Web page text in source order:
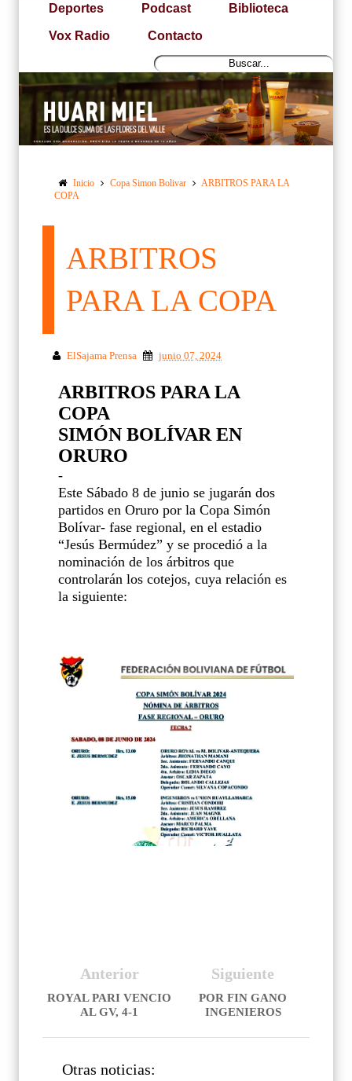
Deportes Podcast Biblioteca
Vox Radio Contacto
Inicio Copa Simon Bolivar
ARBITROS PARA LA
COPA
ARBITROS
PARA LA COPA
ElSajama Prensa junio 07, 2024
ARBITROS PARA LA
COPA
SIMÓN BOLÍVAR EN
ORURO
-
Este Sábado 8 de junio se jugarán dos
partidos en Oruro por la Copa Simón
Bolívar- fase regional, en el estadio
“Jesús Bermúdez” y se procedió a la
nominación de los árbitros que
controlarán los cotejos, cuya relación es
la siguiente:
Siguiente
POR FIN GANO
INGENIEROS
Anterior
ROYAL PARI VENCIO
AL GV, 4-1
Otras noticias: